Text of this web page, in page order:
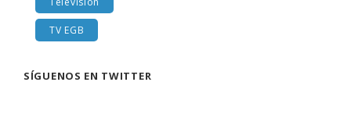
Televisión
TV EGB